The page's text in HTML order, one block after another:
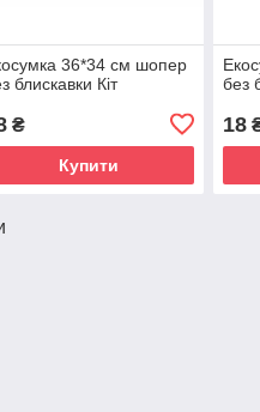
36*34 см шопер
блискавки Кіт
₴
Купити
без
18